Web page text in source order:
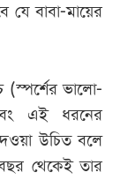
যে বাবা-মায়ের
ভালো-
এই ধরনের
উচিত বলে
থেকেই তার